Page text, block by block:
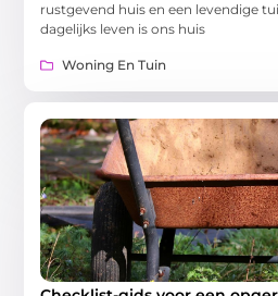
rustgevend huis en een levendige
dagelijks leven is ons huis
Woning En Tuin